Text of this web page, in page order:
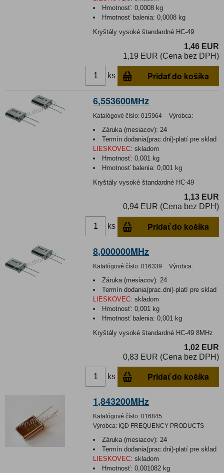
Hmotnosť:0,0008 kg
Hmotnosť balenia:0,0008 kg
Kryštály vysoké štandardné HC-49
1,46 EUR
1,19 EUR (Cena bez DPH)
ks Pridať do košíka
6,553600MHz
Katalógové číslo: 015964 Výrobca:
Záruka (mesiacov): 24
Termín dodania(prac.dni)-platí pre sklad
LIESKOVEC: skladom
Hmotnosť:0,001 kg
Hmotnosť balenia:0,001 kg
Kryštály vysoké štandardné HC-49
1,13 EUR
0,94 EUR (Cena bez DPH)
ks Pridať do košíka
8,000000MHz
Katalógové číslo: 016339 Výrobca:
Záruka (mesiacov): 24
Termín dodania(prac.dni)-platí pre sklad
LIESKOVEC: skladom
Hmotnosť:0,001 kg
Hmotnosť balenia:0,001 kg
Kryštály vysoké štandardné HC-49 8MHz
1,02 EUR
0,83 EUR (Cena bez DPH)
ks Pridať do košíka
1,843200MHz
Katalógové číslo: 016845
Výrobca: IQD FREQUENCY PRODUCTS
Záruka (mesiacov): 24
Termín dodania(prac.dni)-platí pre sklad
LIESKOVEC: skladom
Hmotnosť:0,001082 kg